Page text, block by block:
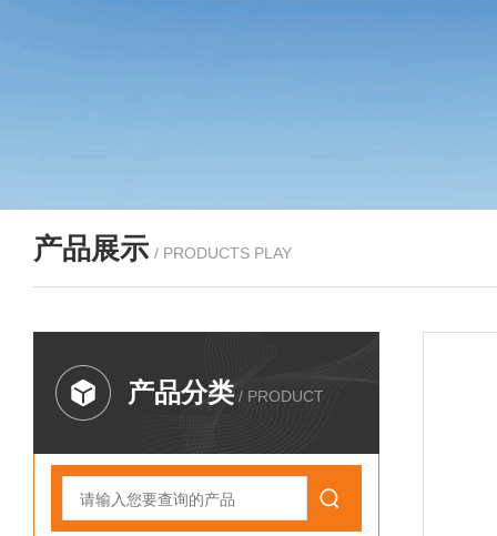
产品展示 / PRODUCTS PLAY
产品分类 / PRODUCT